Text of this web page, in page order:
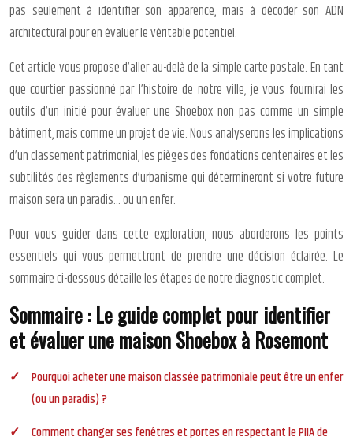
pas seulement à identifier son apparence, mais à décoder son ADN
architectural pour en évaluer le véritable potentiel.
Cet article vous propose d’aller au-delà de la simple carte postale. En tant
que courtier passionné par l’histoire de notre ville, je vous fournirai les
outils d’un initié pour évaluer une Shoebox non pas comme un simple
bâtiment, mais comme un projet de vie. Nous analyserons les implications
d’un classement patrimonial, les pièges des fondations centenaires et les
subtilités des règlements d’urbanisme qui détermineront si votre future
maison sera un paradis… ou un enfer.
Pour vous guider dans cette exploration, nous aborderons les points
essentiels qui vous permettront de prendre une décision éclairée. Le
sommaire ci-dessous détaille les étapes de notre diagnostic complet.
Sommaire : Le guide complet pour identifier
et évaluer une maison Shoebox à Rosemont
Pourquoi acheter une maison classée patrimoniale peut être un enfer
(ou un paradis) ?
Comment changer ses fenêtres et portes en respectant le PIIA de